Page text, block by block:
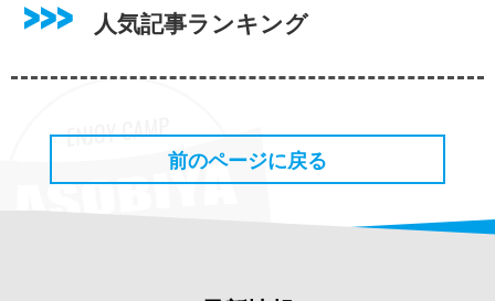
人気記事ランキング
前のページに戻る